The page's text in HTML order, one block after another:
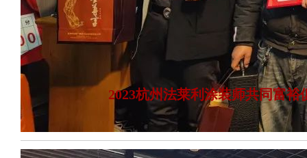
2023杭州法莱利涂装师共同富